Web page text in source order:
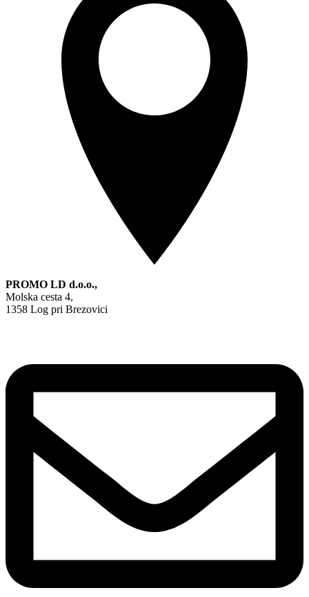
PROMO LD d.o.o.,
Molska cesta 4,
1358 Log pri Brezovici